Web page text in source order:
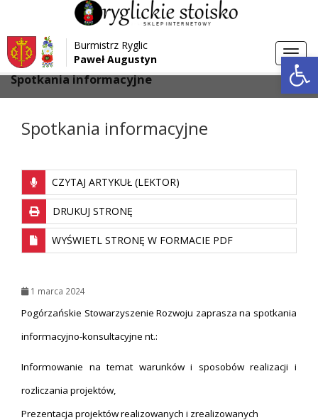
Przejdź do menu
Przejdź do głównej treści strony
Przejdź do stopki strony
Burmistrz Ryglic
Paweł Augustyn
Strona główna > Aktualności
Spotkania informacyjne
Spotkania informacyjne
CZYTAJ ARTYKUŁ (LEKTOR)
DRUKUJ STRONĘ
WYŚWIETL STRONĘ W FORMACIE PDF
1 marca 2024
Pogórzańskie Stowarzyszenie Rozwoju zaprasza na spotkania
informacyjno-konsultacyjne nt.:
Informowanie na temat warunków i sposobów realizacji i
rozliczania projektów,
Prezentacja projektów realizowanych i zrealizowanych